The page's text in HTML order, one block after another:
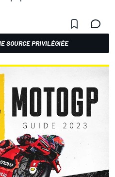
SOURCE PRIVILÉGIÉE